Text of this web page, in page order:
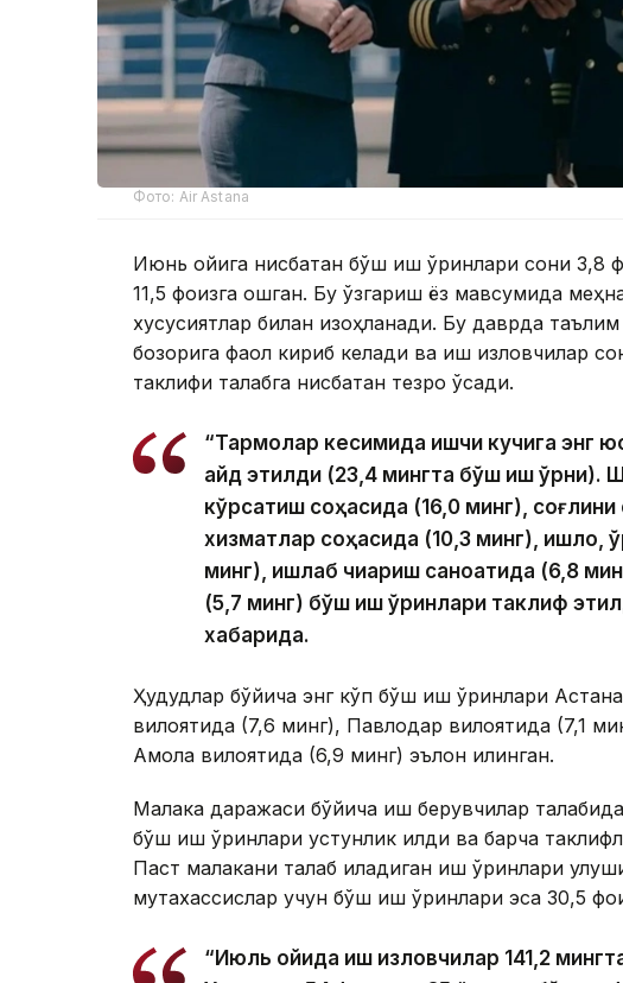
Фото: Air Astana
Июнь ойига нисбатан бўш иш ўринлари сони 3,8
11,5 фоизга ошган. Бу ўзгариш ёз мавсумида
хусусиятлар билан изоҳланади. Бу даврда
бозорига фаол кириб келади ва иш изловчилар
таклифи талабга нисбатан тезроқ ўсади.
“Тармоқлар кесимида ишчи кучига энг
қайд этилди (23,4 мингта бўш иш ўрни).
кўрсатиш соҳасида (16,0 минг),
хизматлар соҳасида (10,3 минг), қишлоқ,
минг), ишлаб чиқариш саноатида (6,8
(5,7 минг) бўш иш ўринлари таклиф
хабарида.
Ҳудудлар бўйича энг кўп бўш иш ўринлари
вилоятида (7,6 минг), Павлодар вилоятида (7,1
Ақмола вилоятида (6,9 минг) эълон қилинган.
Малака даражаси бўйича иш берувчилар
бўш иш ўринлари устунлик қилди ва барча
Паст малакани талаб қиладиган иш ўринлари
мутахассислар учун бўш иш ўринлари эса 30,5
“Июль ойида иш изловчилар 141,2